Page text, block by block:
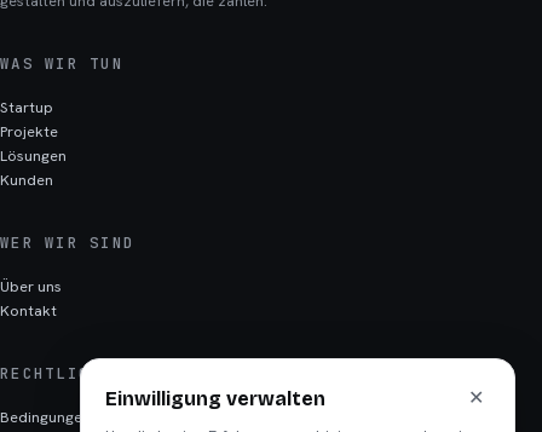
WAS WIR TUN
Startup
Projekte
Lösungen
Kunden
WER WIR SIND
Über uns
Kontakt
RECHTLICHES
Bedingungen
Einwilligung verwalten ✕